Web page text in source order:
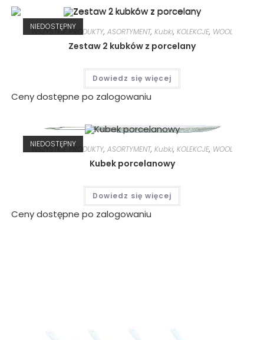
NIEDOSTĘPNY
WSZYSTKIE PRODUKTY, ASORTYMENT, Kubki, KOLEKCJE, WOOL
Zestaw 2 kubków z porcelany
Dowiedz się więcej
Ceny dostępne po zalogowaniu
NIEDOSTĘPNY
WSZYSTKIE PRODUKTY, ASORTYMENT, Kubki, KOLEKCJE, WOOL
Kubek porcelanowy
Dowiedz się więcej
Ceny dostępne po zalogowaniu